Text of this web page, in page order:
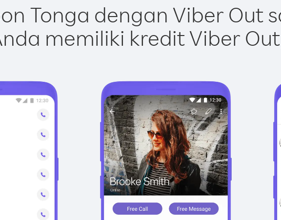
Tonga dengan Viber Out
memiliki kredit Viber